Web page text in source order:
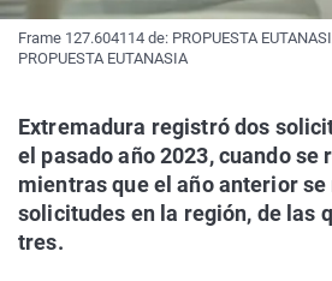
Frame 127.604114 de: PROPUESTA
PROPUESTA EUTANASIA
Extremadura registró dos
el pasado año 2023, cuando se
mientras que el año anterior se
solicitudes en la región, de las
tres.